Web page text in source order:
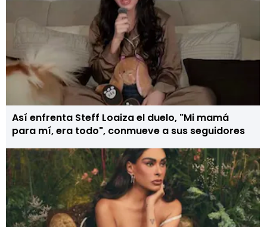
Así enfrenta Steff Loaiza el duelo, "Mi mamá
para mí, era todo", conmueve a sus seguidores